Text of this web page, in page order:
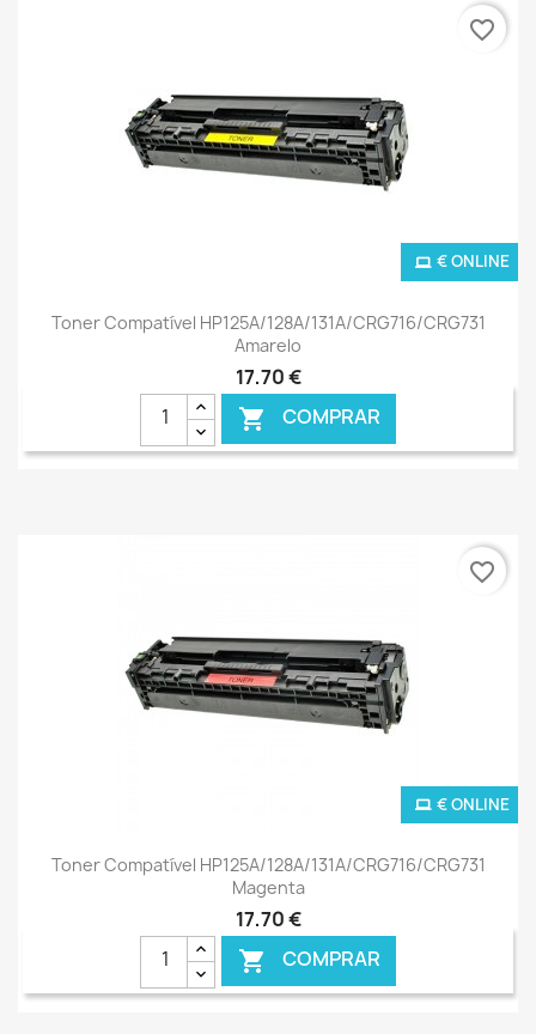
Toner Compatível HP125A/128A/131A/CRG716/CRG731
Amarelo
17,70 €
 COMPRAR
€ ONLINE
favorite_border
Toner Compatível HP125A/128A/131A/CRG716/CRG731
Magenta
17,70 €
 COMPRAR
€ ONLINE
favorite_border